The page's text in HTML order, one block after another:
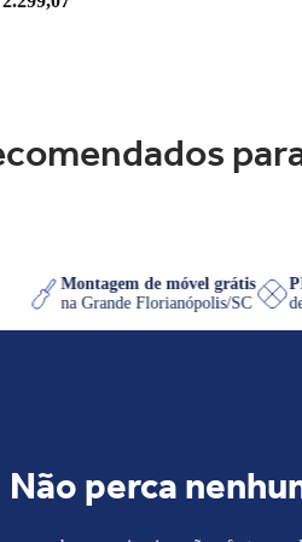
Montagem de móvel grátis
na Grande Florianópolis/SC
Não perca